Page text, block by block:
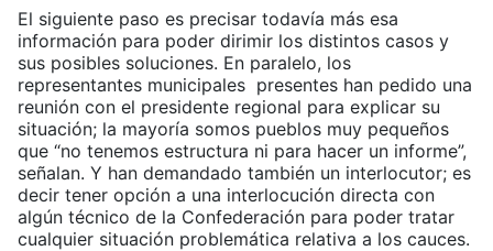
El siguiente paso es precisar todavía más esa
información para poder dirimir los distintos casos y
sus posibles soluciones. En paralelo, los
representantes municipales presentes han pedido una
reunión con el presidente regional para explicar su
situación; la mayoría somos pueblos muy pequeños
que “no tenemos estructura ni para hacer un informe”,
señalan. Y han demandado también un interlocutor; es
decir tener opción a una interlocución directa con
algún técnico de la Confederación para poder tratar
cualquier situación problemática relativa a los cauces.